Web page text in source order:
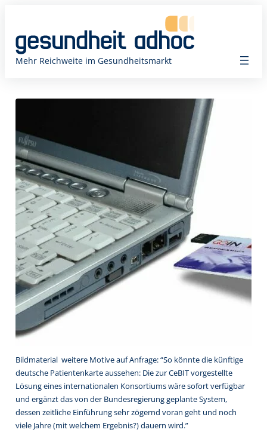
springen
Mehr Reichweite im Gesundheitsmarkt
Bildmaterial  weitere Motive auf Anfrage: “So könnte die künftige
deutsche Patientenkarte aussehen: Die zur CeBIT vorgestellte
Lösung eines internationalen Konsortiums wäre sofort verfügbar
und ergänzt das von der Bundesregierung geplante System,
dessen zeitliche Einführung sehr zögernd voran geht und noch
viele Jahre (mit welchem Ergebnis?) dauern wird.”